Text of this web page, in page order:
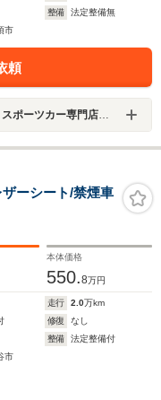
整備
法定整備無
市
頼
専門店 ＧＴＮＥＴ愛知
ーシート/禁煙車
本体価格
550.8万円
走行 2.0万km
修復
なし
整備
法定整備付
市